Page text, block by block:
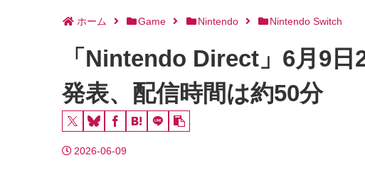
ホーム Game Nintendo Nintendo Switch
「Nintendo Direct」6月9
発表、配信時間は約50分
2026-06-09